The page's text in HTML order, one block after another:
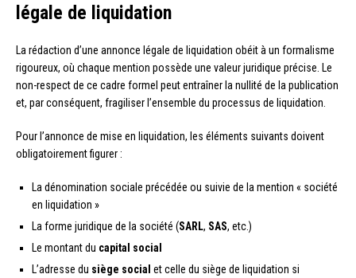
légale de liquidation
La rédaction d’une annonce légale de liquidation obéit à un formalisme
rigoureux, où chaque mention possède une valeur juridique précise. Le
non-respect de ce cadre formel peut entraîner la nullité de la publication
et, par conséquent, fragiliser l’ensemble du processus de liquidation.
Pour l’annonce de mise en liquidation, les éléments suivants doivent
obligatoirement figurer :
La dénomination sociale précédée ou suivie de la mention « société
en liquidation »
La forme juridique de la société (SARL, SAS, etc.)
Le montant du capital social
L’adresse du siège social et celle du siège de liquidation si